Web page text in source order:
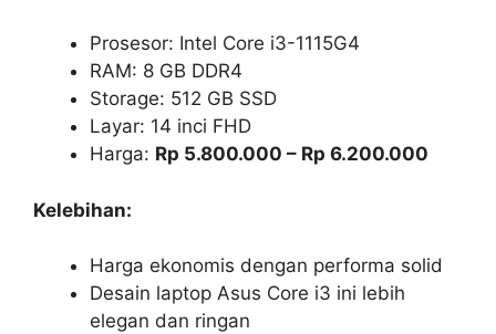
Prosesor: Intel Core i3-1115G4
RAM: 8 GB DDR4
Storage: 512 GB SSD
Layar: 14 inci FHD
Harga: Rp 5.800.000 – Rp 6.200.000
Kelebihan:
Harga ekonomis dengan performa solid
Desain laptop Asus Core i3 ini lebih
elegan dan ringan